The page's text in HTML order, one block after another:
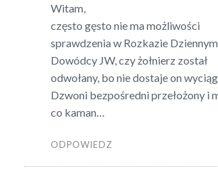
Witam,
często gęsto nie ma możliwości
sprawdzenia w Rozkazie Dziennym
Dowódcy JW, czy żołnierz został
odwołany, bo nie dostaje on
Dzwoni bezpośredni przełożony i
co kaman…
ODPOWIEDZ